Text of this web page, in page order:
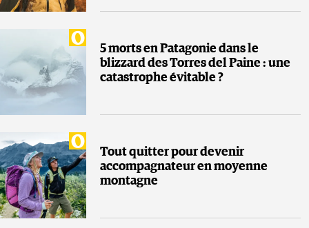
5 morts en Patagonie dans le
blizzard des Torres del Paine : une
catastrophe évitable ?
Tout quitter pour devenir
accompagnateur en moyenne
montagne